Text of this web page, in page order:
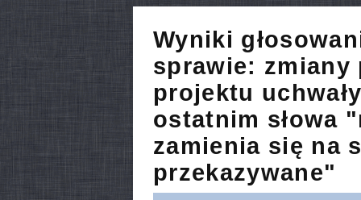
Wyniki
sprawie: zmiany
projektu
ostatnim słowa
zamienia się na
przekazywane"